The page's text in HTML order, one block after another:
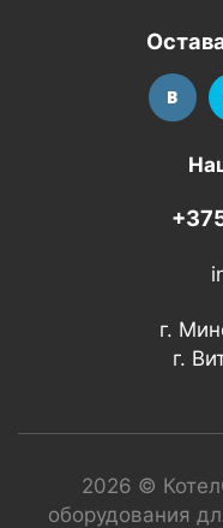
г.
г.
2026 ©
оборудования